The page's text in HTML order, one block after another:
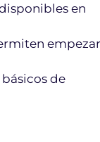
en
empezar
de